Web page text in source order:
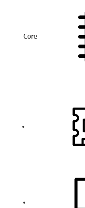
Core